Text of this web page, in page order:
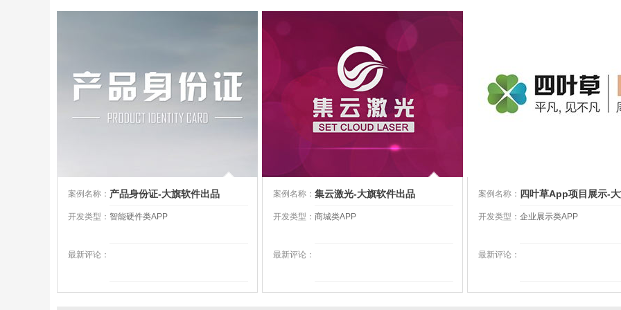
案例名称： 产品身份证-大旗软件出品
开发类型： 智能硬件类APP
最新评论：
案例名称： 集云激光-大旗软件出品
开发类型： 商城类APP
最新评论：
案例名称： 四叶草App项目展示-
出品
开发类型： 企业展示类APP
最新评论：